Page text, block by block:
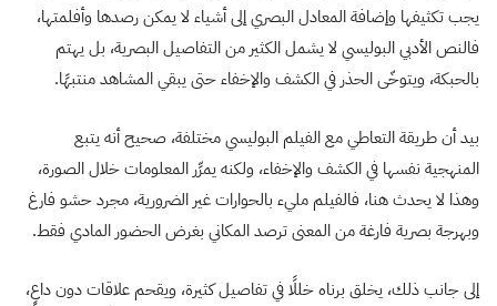
يجب تكثيفها وإضافة المعادل البصري إلى أشياء لا يمكن رصدها وأفلمتها،
فالنص الأدبي البوليسي لا يشمل الكثير من التفاصيل البصرية، بل يهتم
بالحبكة، ويتوخّى الحذر في الكشف والإخفاء حتى يبقي المشاهد منتبهًا.
بيد أن طريقة التعاطي مع الفيلم البوليسي مختلفة، صحيح أنه يتبع
المنهجية نفسها في الكشف والإخفاء، ولكنه يمرِّر المعلومات خلال الصورة،
وهذا لا يحدث هنا، فالفيلم مليء بالحوارات غير الضرورية، مجرد حشو فارغ
وبهرجة بصرية فارغة من المعنى ترصد المكاني بغرض الحضور المادي فقط.
إلى جانب ذلك، يخلق برناه خللًا في تفاصيل كثيرة، ويقحم علاقات دون داعٍ،